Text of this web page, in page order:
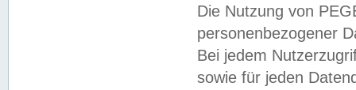
Die Nutzung von
personenbezogener
Bei jedem
sowie für jeden